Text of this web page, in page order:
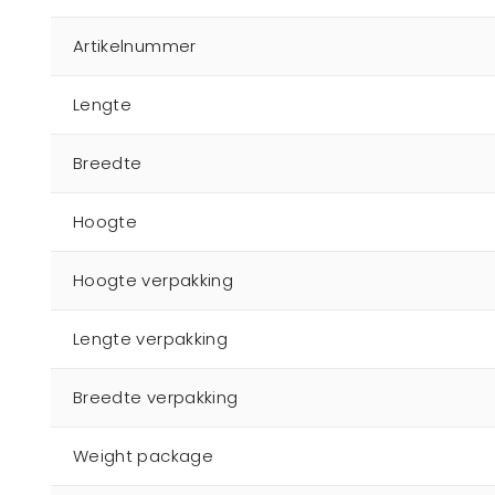
Artikelnummer
Lengte
Breedte
Hoogte
Hoogte verpakking
Lengte verpakking
Breedte verpakking
Weight package